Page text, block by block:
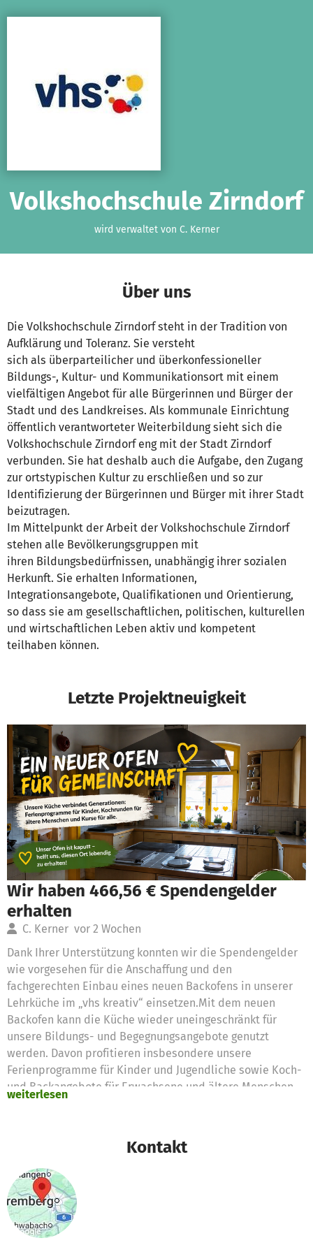
Volkshochschule Zirndorf
wird verwaltet von C. Kerner
Über uns
Die Volkshochschule Zirndorf steht in der Tradition von
Aufklärung und Toleranz. Sie versteht
sich als überparteilicher und überkonfessioneller
Bildungs-, Kultur- und Kommunikationsort mit einem
vielfältigen Angebot für alle Bürgerinnen und Bürger der
Stadt und des Landkreises. Als kommunale Einrichtung
öffentlich verantworteter Weiterbildung sieht sich die
Volkshochschule Zirndorf eng mit der Stadt Zirndorf
verbunden. Sie hat deshalb auch die Aufgabe, den Zugang
zur ortstypischen Kultur zu erschließen und so zur
Identifizierung der Bürgerinnen und Bürger mit ihrer Stadt
beizutragen.
Im Mittelpunkt der Arbeit der Volkshochschule Zirndorf
stehen alle Bevölkerungsgruppen mit
ihren Bildungsbedürfnissen, unabhängig ihrer sozialen
Herkunft. Sie erhalten Informationen,
Integrationsangebote, Qualifikationen und Orientierung,
so dass sie am gesellschaftlichen, politischen, kulturellen
und wirtschaftlichen Leben aktiv und kompetent
teilhaben können.
Letzte Projektneuigkeit
Wir haben 466,56 € Spendengelder
erhalten
C. Kerner vor 2 Wochen
Dank Ihrer Unterstützung konnten wir die Spendengelder
wie vorgesehen für die Anschaffung und den
fachgerechten Einbau eines neuen Backofens in unserer
Lehrküche im „vhs kreativ“ einsetzen.Mit dem neuen
Backofen kann die Küche wieder uneingeschränkt für
unsere Bildungs- und Begegnungsangebote genutzt
werden. Davon profitieren insbesondere unsere
Ferienprogramme für Kinder und Jugendliche sowie Koch-
und Backangebote für Erwachsene und ältere Menschen.
einen wichtigen Ort des gemeinsamen Lernens und
Austauschs zu erhalten.
weiterlesen
Kontakt